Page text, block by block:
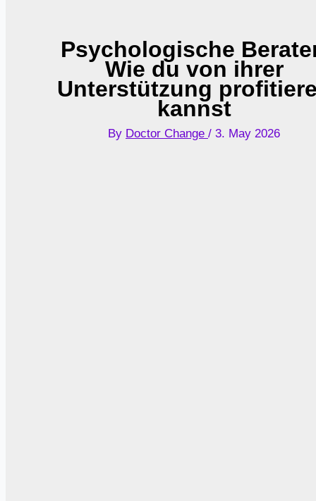
Psychologische
Wie du von ihrer
Unterstützung
kannst
By Doctor Change / 3. May 2026